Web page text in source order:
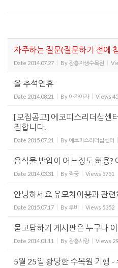
자주하는 질문(질문하기 전에
Date 2014.07.27 By 장흥자생수목원
올 추석연휴
Date 2014.08.21 By 아자아자 Views
[모집공고] 에코피스리더십센
집합니다.
Date 2015.07.21 By 에코피스리더십센터
음식물 반입이 어느정도 허용?
Date 2014.03.31 By짝꿍 Views 5751
안녕하세요 유모차이용과 관
Date 2015.07.17 By루비 Views 5352
묻고답하기 게시판은 누구나
Date 2014.01.11 By 장흥사랑 Views
5월 25일 황당한 수목원 기행